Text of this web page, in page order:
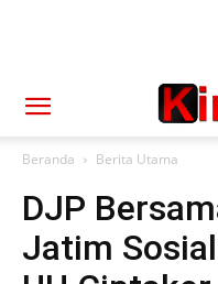
Beranda Berita Utama
DJP
Jatim